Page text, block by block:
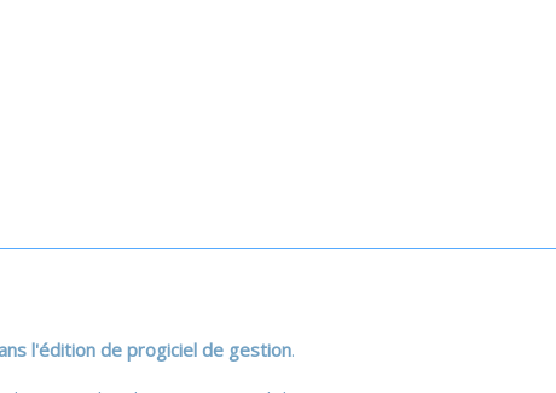
l'édition de progiciel de gestion.